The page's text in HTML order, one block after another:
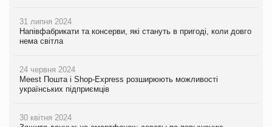
31 липня 2024
Напівфабрикати та консерви, які стануть в пригоді, коли довго
нема світла
24 червня 2024
Meest Пошта і Shop-Express розширюють можливості
українських підприємців
30 квітня 2024